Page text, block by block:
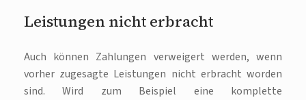
Leistungen nicht erbracht
Auch können Zahlungen verweigert werden, wenn
vorher zugesagte Leistungen nicht erbracht worden
sind. Wird zum Beispiel eine komplette